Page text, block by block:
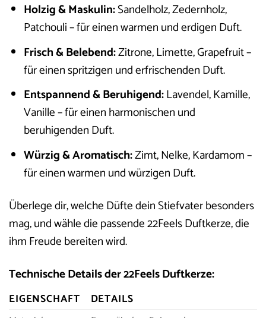
Holzig & Maskulin:Sandelholz, Zedernholz,
Patchouli – für einen warmen und erdigen Duft.
Frisch & Belebend:Zitrone, Limette, Grapefruit –
für einen spritzigen und erfrischenden Duft.
Entspannend & Beruhigend:Lavendel, Kamille,
Vanille – für einen harmonischen und
beruhigenden Duft.
Würzig & Aromatisch:Zimt, Nelke, Kardamom –
für einen warmen und würzigen Duft.
Überlege dir, welche Düfte dein Stiefvater besonders
mag, und wähle die passende 22Feels Duftkerze, die
ihm Freude bereiten wird.
Technische Details der 22Feels Duftkerze:
EIGENSCHAFT
DETAILS